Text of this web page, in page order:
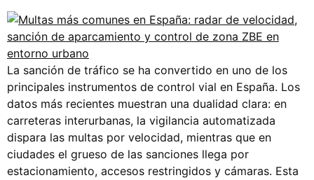
La sanción de tráfico se ha convertido en uno de los
principales instrumentos de control vial en España. Los
datos más recientes muestran una dualidad clara: en
carreteras interurbanas, la vigilancia automatizada
dispara las multas por velocidad, mientras que en
ciudades el grueso de las sanciones llega por
estacionamiento, accesos restringidos y cámaras. Esta